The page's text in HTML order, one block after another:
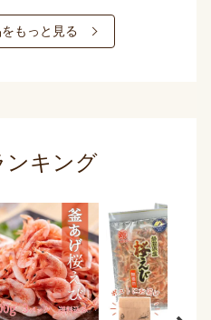
もっと見る
ンキング